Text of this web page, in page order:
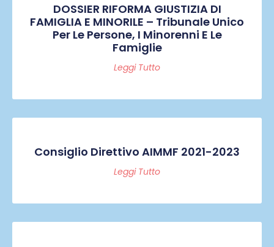
DOSSIER RIFORMA GIUSTIZIA DI
FAMIGLIA E MINORILE – Tribunale Unico
Per Le Persone, I Minorenni E Le
Famiglie
Leggi Tutto
Consiglio Direttivo AIMMF 2021-2023
Leggi Tutto